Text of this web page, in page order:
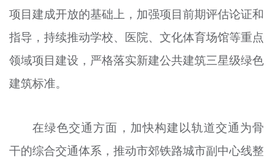
项目建成开放的基础上，加强项目前期评估论证和
指导，持续推动学校、医院、文化体育场馆等重点
领域项目建设，严格落实新建公共建筑三星级绿色
建筑标准。
在绿色交通方面，加快构建以轨道交通为骨
干的综合交通体系，推动市郊铁路城市副中心线整